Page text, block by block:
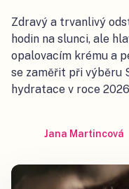
Zdravý a trvanlivý
hodin na slunci, ale
opalovacím krému a
se zaměřit při výběru
hydratace v roce
Jana Martincová